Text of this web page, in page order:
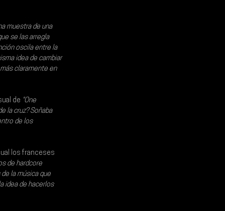
muestra de una
se las arregla
oscila entre la
idea de cambiar
claramente en
de "One
la cruz? Soñaba
de los
los franceses
de hardcore
la música que
idea de hacerlos